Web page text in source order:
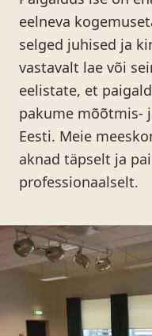
eelneva
selged juhised ja
vastavalt lae või
eelistate, et
pakume mõõtmis-
Eesti. Meie
aknad täpselt ja
professionaalselt.